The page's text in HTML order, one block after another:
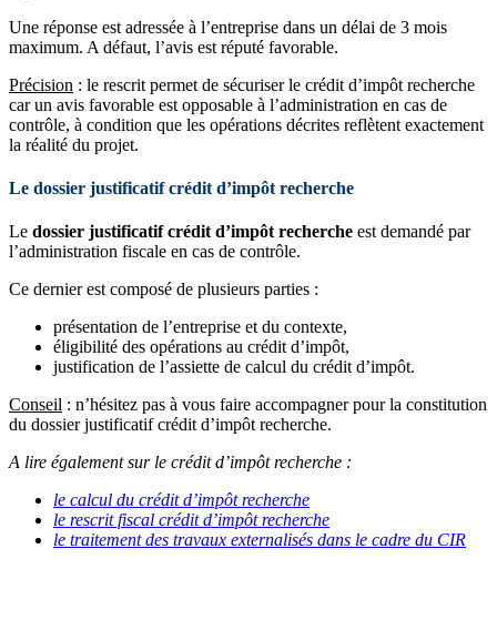
Une réponse est adressée à l’entreprise dans un délai de 3 mois
maximum. A défaut, l’avis est réputé favorable.
Précision : le rescrit permet de sécuriser le crédit d’impôt recherche
car un avis favorable est opposable à l’administration en cas de
contrôle, à condition que les opérations décrites reflètent exactement
la réalité du projet.
Le dossier justificatif crédit d’impôt recherche
Le dossier justificatif crédit d’impôt recherche est demandé par
l’administration fiscale en cas de contrôle.
Ce dernier est composé de plusieurs parties :
présentation de l’entreprise et du contexte,
éligibilité des opérations au crédit d’impôt,
justification de l’assiette de calcul du crédit d’impôt.
Conseil : n’hésitez pas à vous faire accompagner pour la constitution
du dossier justificatif crédit d’impôt recherche.
A lire également sur le crédit d’impôt recherche :
le calcul du crédit d’impôt recherche
le rescrit fiscal crédit d’impôt recherche
le traitement des travaux externalisés dans le cadre du CIR